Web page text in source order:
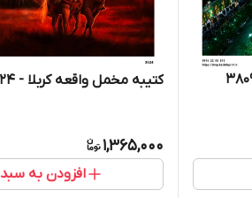
کتیبه مخمل واقعه کربلا - 3924
1,365,000
افزودن به سبد